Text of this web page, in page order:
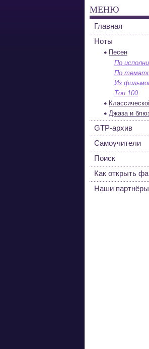
МЕНЮ
Главная
Ноты
Песен
По
По
Из
Топ 100
Джаза и
GTP-архив
Самоучители
Поиск
Как открыть
Наши партнёры